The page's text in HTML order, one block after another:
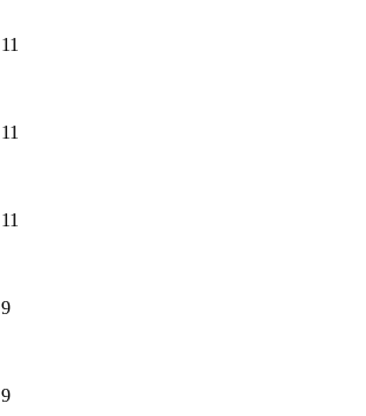
11
11
11
9
9